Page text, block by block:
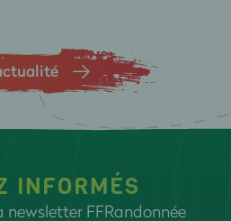
INFORMÉS
newsletter FFRandonnée